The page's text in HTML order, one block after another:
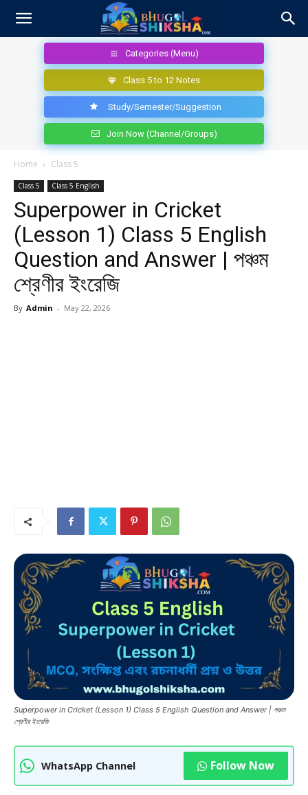
Categories (Menu)
Class 5 to 12 Notes
Study/Semester/Suggestion
Join Now (Channel/Groups)
Home Class 5
Class 5 Class 5 English
Superpower in Cricket
(Lesson 1) Class 5 English
Question and Answer | পঞ্চম
শ্রেণীর ইংরেজি
By Admin - May 22, 2026
Superpower in Cricket (Lesson 1) Class 5 English Question and Answer | পঞ্চম
শ্রেণীর ইংরেজি
WhatsApp Channel Follow Now